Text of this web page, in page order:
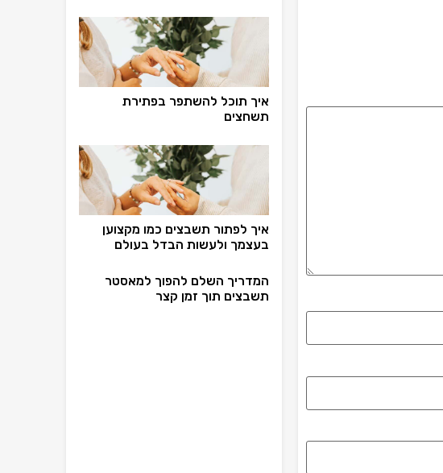
איך תוכל להשתפר בפתירת
תשחצים
איך לפתור תשבצים כמו מקצוען
בעצמך ולעשות הבדל בעולם
המדריך השלם להפוך למאסטר
תשבצים תוך זמן קצר